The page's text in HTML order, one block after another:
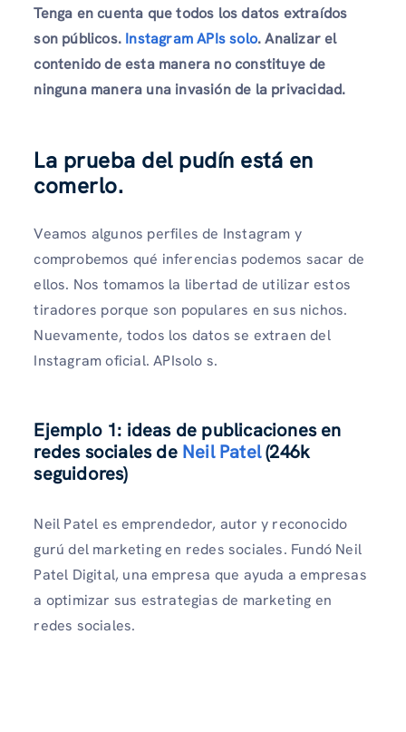
Tenga en cuenta que todos los datos extraídos
son públicos. Instagram APIs solo. Analizar el
contenido de esta manera no constituye de
ninguna manera una invasión de la privacidad.
La prueba del pudín está en
comerlo.
Veamos algunos perfiles de Instagram y
comprobemos qué inferencias podemos sacar de
ellos. Nos tomamos la libertad de utilizar estos
tiradores porque son populares en sus nichos.
Nuevamente, todos los datos se extraen del
Instagram oficial. APIsolo s.
Ejemplo 1: ideas de publicaciones en
redes sociales de Neil Patel(246k
seguidores)
Neil Patel es emprendedor, autor y reconocido
gurú del marketing en redes sociales. Fundó Neil
Patel Digital, una empresa que ayuda a empresas
a optimizar sus estrategias de marketing en
redes sociales.